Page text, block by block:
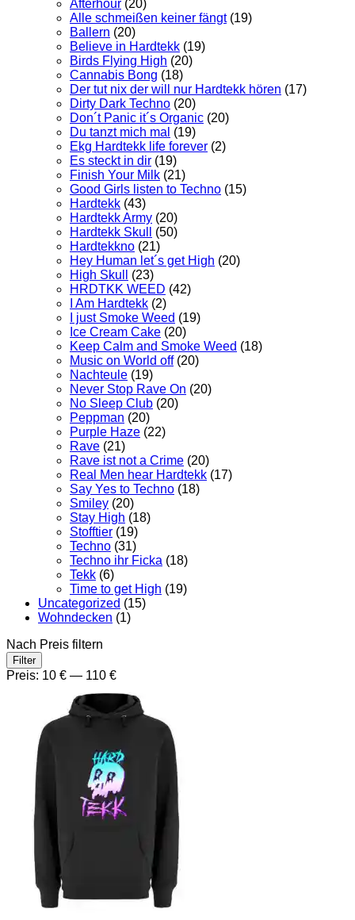
Afterhour (20)
Alle schmeißen keiner fängt (19)
Ballern (20)
Believe in Hardtekk (19)
Birds Flying High (20)
Cannabis Bong (18)
Der tut nix der will nur Hardtekk hören (17)
Dirty Dark Techno (20)
Don´t Panic it´s Organic (20)
Du tanzt mich mal (19)
Ekg Hardtekk life forever (2)
Es steckt in dir (19)
Finish Your Milk (21)
Good Girls listen to Techno (15)
Hardtekk (43)
Hardtekk Army (20)
Hardtekk Skull
(50)
Hardtekkno (21)
Hey Human let´s get High (20)
High Skull
(23)
HRDTKK WEED (42)
I Am Hardtekk (2)
I just Smoke Weed (19)
Ice Cream Cake (20)
Keep Calm and Smoke Weed (18)
Music on World off (20)
Nachteule (19)
Never Stop Rave On (20)
No Sleep Club (20)
Peppman (20)
Purple Haze (22)
Rave (21)
Rave ist not a Crime (20)
Real Men hear Hardtekk (17)
Say Yes to Techno (18)
Smiley (20)
Stay High (18)
Stofftier (19)
Techno (31)
Techno ihr Ficka (18)
Tekk (6)
Time to get High (19)
Uncategorized (15)
Wohndecken (1)
Nach Preis filtern
Min.
Preis
Max.
Preis
Filter
Preis: 10 € — 110 €